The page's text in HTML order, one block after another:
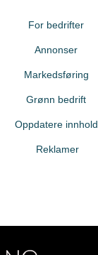
For bedrifter
Annonser
Markedsføring
Grønn bedrift
Oppdatere innhold
Reklamer